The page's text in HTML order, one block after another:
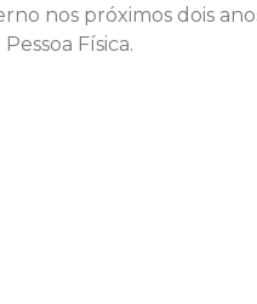
nos próximos dois
Física.